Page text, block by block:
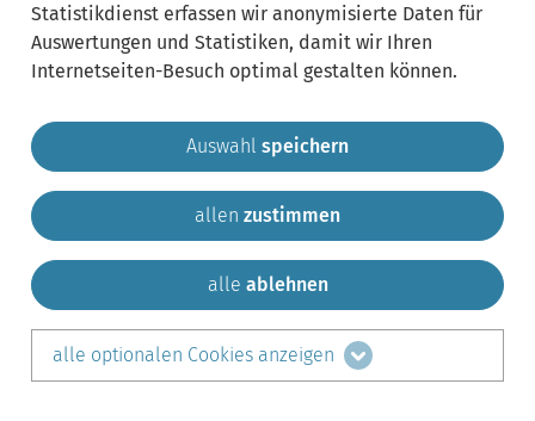
Gemeinde Krailling Impressum
Sitemap
Kontakt
teilen auf:
LinkedIn
Statistikdienst erfassen wir anonymisierte Daten für
Auswertungen und Statistiken, damit wir Ihren
Internetseiten-Besuch optimal gestalten können.
Auswahl speichern
allen zustimmen
alle ablehnen
alle optionalen Cookies anzeigen